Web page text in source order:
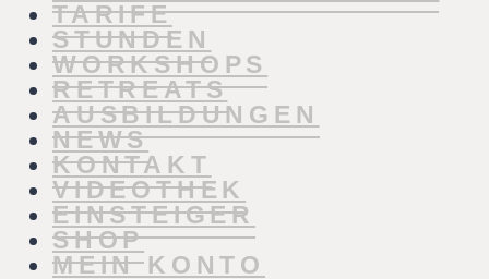
TARIFE
STUNDEN
WORKSHOPS
RETREATS
AUSBILDUNGEN
NEWS
KONTAKT
VIDEOTHEK
EINSTEIGER
SHOP
MEIN KONTO